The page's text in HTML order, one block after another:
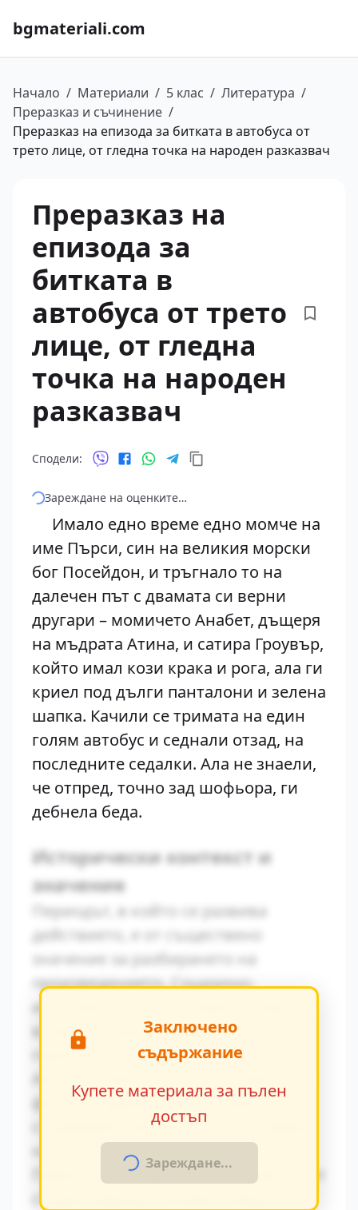
bgmateriali.com
Начало / Материали / 5 клас / Литература /
Преразказ и съчинение /
Преразказ на епизода за битката в автобуса от
трето лице, от гледна точка на народен разказвач
Преразказ на
епизода за
битката в
автобуса от трето
лице, от гледна
точка на народен
разказвач
Сподели:
Зареждане на оценките…
Имало едно време едно момче на
име Пърси, син на великия морски
бог Посейдон, и тръгнало то на
далечен път с двамата си верни
другари – момичето Анабет, дъщеря
на мъдрата Атина, и сатира Гроувър,
който имал кози крака и рога, ала ги
криел под дълги панталони и зелена
шапка. Качили се тримата на един
голям автобус и седнали отзад, на
последните седалки. Ала не знаели,
че отпред, точно зад шофьора, ги
дебнела беда.
Исторически контекст и
значение
Периодът, в който се развива
действието, е от съществено
значение за разбирането на
произведението. Социално-
икономическите условия оказват
влияние върху поведението на
героите.
факти в художествения разказ,
създавайки автентична атмосфера
на епохата.
Паралелите с други произведения от
същия период показват общите
Заключено
съдържание
Купете материала за пълен
достъп
Зареждане...